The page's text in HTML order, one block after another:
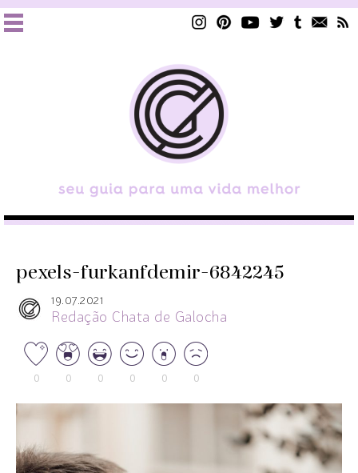
pexels-furkanfdemir-6842245
19.07.2021
Redação Chata de Galocha
0 0 0 0 0 0